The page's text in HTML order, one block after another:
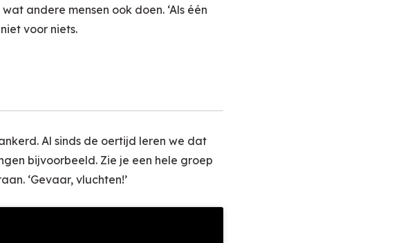
andere mensen ook doen. ‘Als één
voor niets.
Al sinds de oertijd leren we dat
bijvoorbeeld. Zie je een hele groep
‘Gevaar, vluchten!’